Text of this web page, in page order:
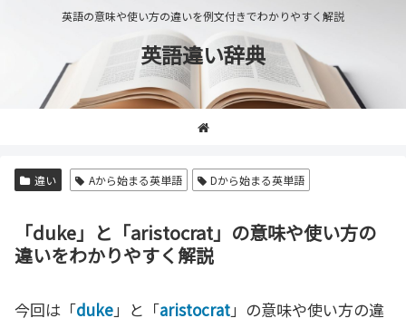
英語の意味や使い方の違いを例文付きでわかりやすく解説
英語違い辞典
違い Aから始まる英単語 Dから始まる英単語
「duke」と「aristocrat」の意味や使い方の
違いをわかりやすく解説
今回は「duke」と「aristocrat」の意味や使い方の違